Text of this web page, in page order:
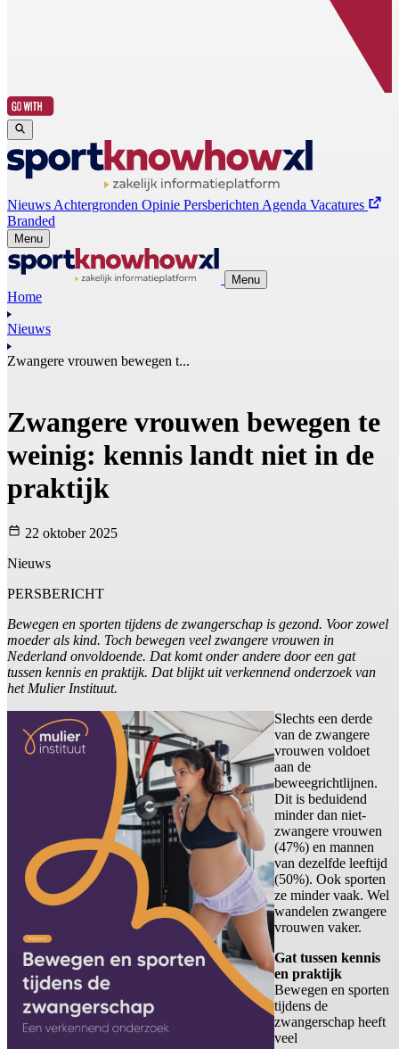
Nieuws Achtergronden Opinie Persberichten Agenda Vacatures
Branded
Menu
Menu
Home
Nieuws
Zwangere vrouwen bewegen t...
Zwangere vrouwen bewegen te
weinig: kennis landt niet in de
praktijk
22 oktober 2025
Nieuws
PERSBERICHT
Bewegen en sporten tijdens de zwangerschap is gezond. Voor zowel
moeder als kind. Toch bewegen veel zwangere vrouwen in
Nederland onvoldoende. Dat komt onder andere door een gat
tussen kennis en praktijk. Dat blijkt uit verkennend onderzoek van
het Mulier Instituut.
Slechts een derde
van de zwangere
vrouwen voldoet
aan de
beweegrichtlijnen.
Dit is beduidend
minder dan niet-
zwangere vrouwen
(47%) en mannen
van dezelfde leeftijd
(50%). Ook sporten
ze minder vaak. Wel
wandelen zwangere
vrouwen vaker.
Gat tussen kennis
en praktijk
Bewegen en sporten
tijdens de
zwangerschap heeft
veel